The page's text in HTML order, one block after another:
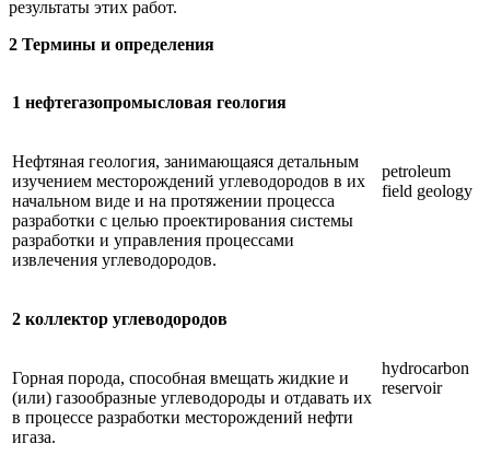
результаты этих работ.
2 Термины и определения
1 нефтегазопромысловая геология
petroleum
field geology
Нефтяная геология, занимающаяся детальным
изучением месторождений углеводородов в их
начальном виде и на протяжении процесса
разработки с целью проектирования системы
разработки и управления процессами
извлечения углеводородов.
2 коллектор углеводородов
hydrocarbon
reservoir
Горная порода, способная вмещать жидкие и
(или) газообразные углеводороды и отдавать их
в процессе разработки месторождений нефти
игаза.